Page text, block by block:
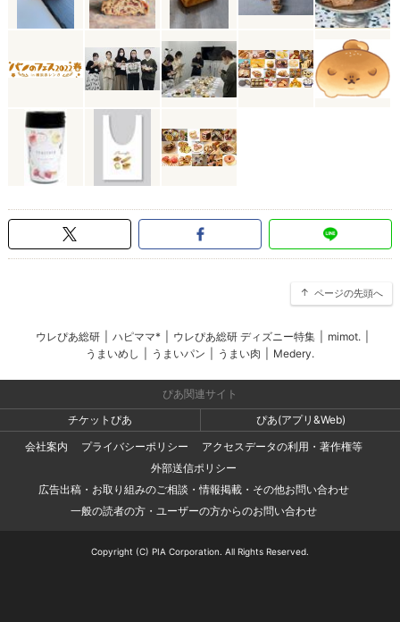
ページの先頭へ
ウレぴあ総研 ハピママ* ウレぴあ総研 ディズニー特集 mimot.
うまいめし
うまいパン うまい肉 Medery.
ぴあ関連サイト
チケットぴあ
ぴあ(アプリ&Web)
会社案内
プライバシーポリシー
アクセスデータの利用・著作権等
外部送信ポリシー
広告出稿・お取り組みのご相談・情報掲載・その他お問い合わせ
一般の読者の方・ユーザーの方からのお問い合わせ
Copyright (C) PIA Corporation. All Rights Reserved.